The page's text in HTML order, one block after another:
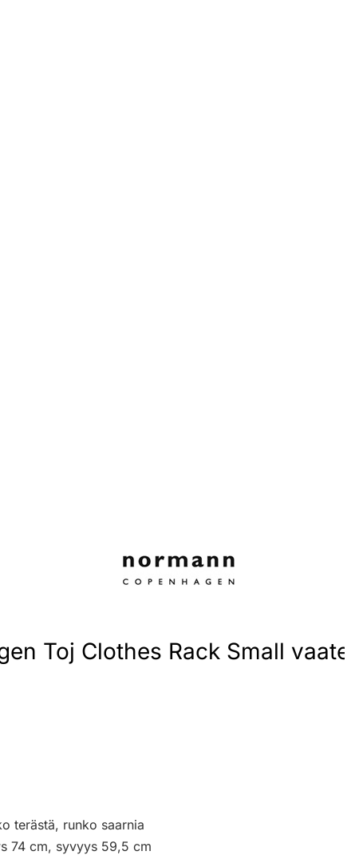
Toj Clothes Rack Small
terästä, runko saarnia
74 cm, syvyys 59,5 cm